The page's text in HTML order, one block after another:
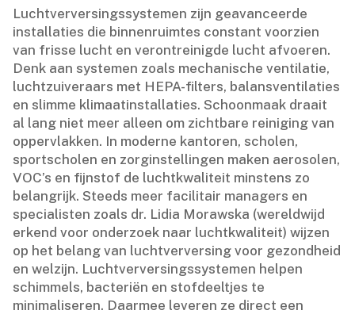
Luchtverversingssystemen zijn geavanceerde
installaties die binnenruimtes constant voorzien
van frisse lucht en verontreinigde lucht afvoeren.​
Denk aan systemen zoals mechanische ventilatie,
luchtzuiveraars met HEPA-filters, balansventilaties
en slimme klimaatinstallaties.​ Schoonmaak draait
al lang niet meer alleen om zichtbare reiniging van
oppervlakken.​ In moderne kantoren, scholen,
sportscholen en zorginstellingen maken aerosolen,
VOC’s en fijnstof de luchtkwaliteit minstens zo
belangrijk.​ Steeds meer facilitair managers en
specialisten zoals dr.​ Lidia Morawska (wereldwijd
erkend voor onderzoek naar luchtkwaliteit) wijzen
op het belang van luchtverversing voor gezondheid
en welzijn.​ Luchtverversingssystemen helpen
schimmels, bacteriën en stofdeeltjes te
minimaliseren.​ Daarmee leveren ze direct een